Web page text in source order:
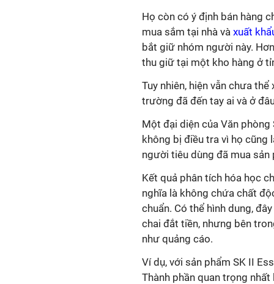
Họ còn có ý định bán hàng
mua sắm tại nhà và xuất
bắt giữ nhóm người này.
thu giữ tại một kho hàng ở
Tuy nhiên, hiện vẫn chưa
trường đã đến tay ai và ở
Một đại diện của Văn phòng
không bị điều tra vì họ cũng
người tiêu dùng đã mua sản
Kết quả phân tích hóa học
nghĩa là không chứa chất
chuẩn. Có thể hình dung,
chai đắt tiền, nhưng bên
như quảng cáo.
Ví dụ, với sản phẩm SK II
Thành phần quan trọng